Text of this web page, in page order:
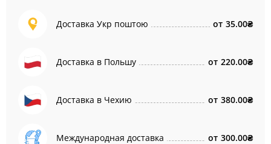
Доставка Укр поштою от 35.00₴
Доставка в Польшу от 220.00₴
Доставка в Чехию от 380.00₴
Международная доставка от 300.00₴